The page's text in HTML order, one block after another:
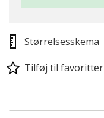
Størrelsesskema
Tilføj til favoritter